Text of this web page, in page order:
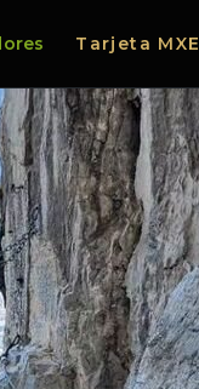
Tarjeta MXE